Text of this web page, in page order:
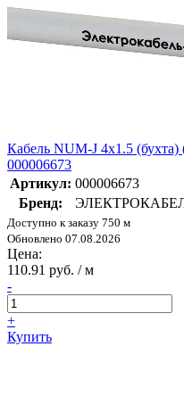
Кабель NUM-J 4х1.5
000006673
Артикул: 000006673
Бренд:
Доступно к заказу 750 м
Обновлено 07.08.2026
Цена:
110.91 руб. / м
-
+
Купить